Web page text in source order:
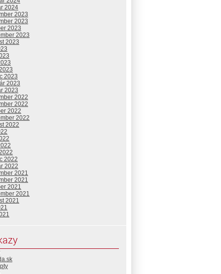
2024
2023
2023
2023
2023
2023
2023
2023
2023
2022
2022
2022
2022
2022
2022
2022
2021
2021
2021
2021
2021